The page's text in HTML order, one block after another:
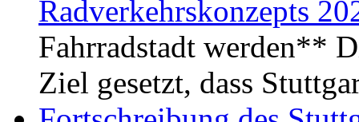
Radverkehrskonzepts
Fahrradstadt werden**
Ziel gesetzt, dass